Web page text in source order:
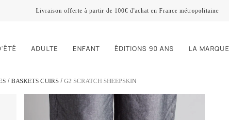
Livraison offerte à partir de 100€ d'achat en France métropolitaine
ADULTE ENFANT ÉDITIONS 90 ANS LA MARQUE
BASKETS CUIRS G2 SCRATCH SHEEPSKIN